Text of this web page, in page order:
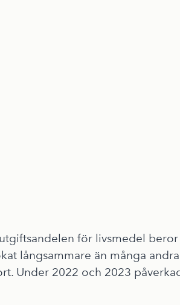
för livsmedel
långsammare än många
Under 2022 och 2023